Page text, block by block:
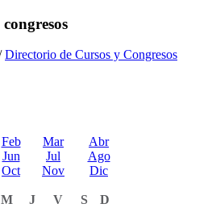
Directorio de Cursos y Congresos
Feb Mar
Abr
Jun Jul
Ago
Oct Nov Dic
M J V S
D